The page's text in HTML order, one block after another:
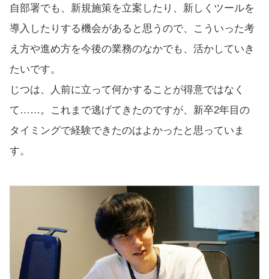
自部署でも、新規施策を立案したり、新しくツールを
導入したりする機会があると思うので、こういった考
え方や進め方を今後の業務のなかでも、活かしていき
たいです。
じつは、人前に立って何かすることが得意ではなく
て……。これまで逃げてきたのですが、新卒2年目の
タイミングで経験できたのはよかったと思っていま
す。